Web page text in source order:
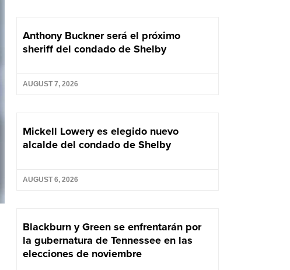
Anthony Buckner será el próximo
sheriff del condado de Shelby
AUGUST 7, 2026
Mickell Lowery es elegido nuevo
alcalde del condado de Shelby
AUGUST 6, 2026
Blackburn y Green se enfrentarán por
la gubernatura de Tennessee en las
elecciones de noviembre